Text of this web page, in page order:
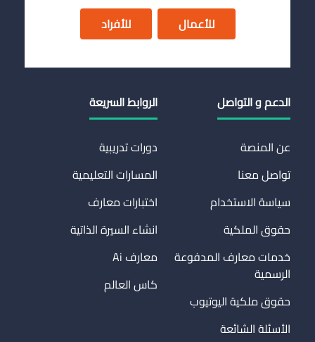
للأعمال للأفراد
الدعم و التواصل
عن المنصة
تواصل معنا
سياسة الاستخدام
حقوق الملكية
خدمات معارف المدفوعة
الرسمية
حقوق ملكية اليوتيوب
الأسئلة الشائعة
الروابط السريعة
دورات تدريبية
المسارات التعليمية
اختبارات معارف
انشاء السيرة الذاتية
معارف Ai
كاس العالم